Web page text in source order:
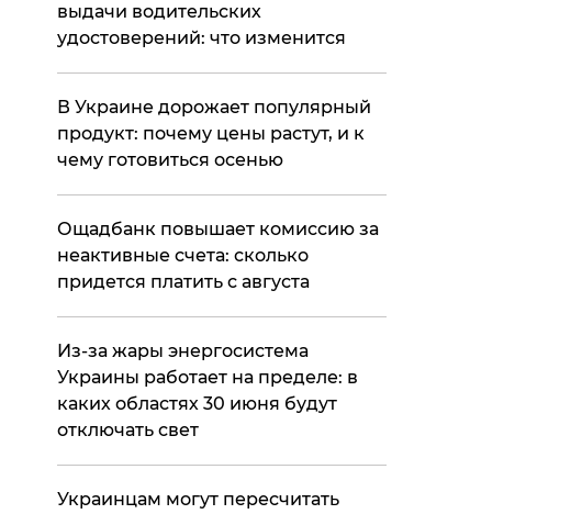
выдачи водительских
удостоверений: что изменится
В Украине дорожает популярный
продукт: почему цены растут, и к
чему готовиться осенью
​Ощадбанк повышает комиссию за
неактивные счета: сколько
придется платить с августа
Из-за жары энергосистема
Украины работает на пределе: в
каких областях 30 июня будут
отключать свет
Украинцам могут пересчитать